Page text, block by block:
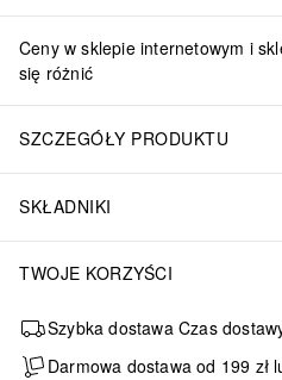
Ceny w sklepie internetowym i
się różnić
SZCZEGÓŁY PRODUKTU
SKŁADNIKI
TWOJE KORZYŚCI
Szybka dostawa Czas
Darmowa dostawa od 199 zł